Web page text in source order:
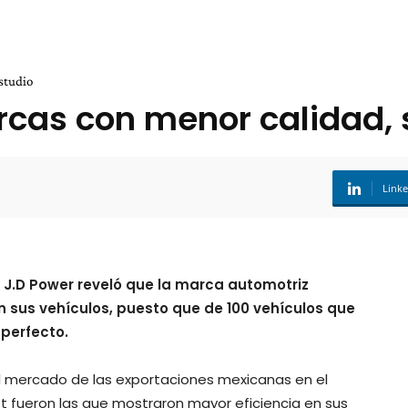
con menor calidad,
Power reveló que la marca automotriz
vehículos, puesto que de 100 vehículos que
mercado de las exportaciones mexicanas en el
las que mostraron mayor eficiencia en sus